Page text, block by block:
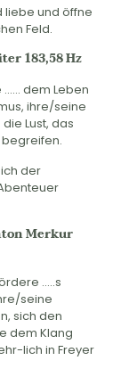
liebe und öffne
Feld.
183,58 Hz
…… dem Leben
ihre/seine
Lust, das
begreifen.
der
Merkur
…..s
seine
sich den
dem Klang
lich in Freyer